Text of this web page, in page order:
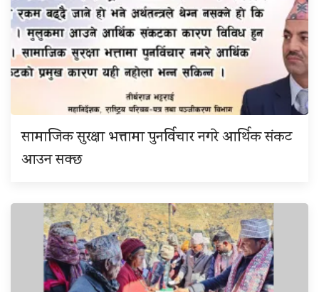
सामाजिक सुरक्षा भत्तामा पुनर्विचार नगरे आर्थिक संकट
आउन सक्छ